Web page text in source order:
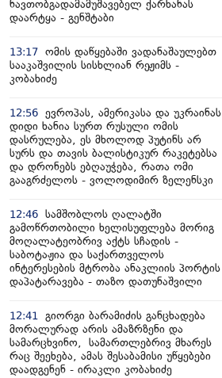
ნავთობგადამამუშავებელ ქარხანას
დაარტყა - გენშტაბი
13:17 ომის დაწყებაში ვადანაშაულებთ
სააკაშვილის სისხლიან რეჟიმს -
კობახიძე
12:56 ევროპას, ამერიკასა და უკრაინას
დიდი ხანია სურთ რუსული ომის
დასრულება, ეს მხოლოდ პუტინს არ
სურს და თავის ბალისტიკურ რაკეტებსა
და დრონებს ებღაუჭება, რათა ომი
გააგრძელოს - ვოლოდიმირ ზელენსკი
12:46 სამშობლოს ღალატში
გამოწრთობილი ხელისუფლება მორიგ
მოღალატეობრივ აქტს სჩადის -
საბოტაჟია და საქართველოს
ინტერესების მტრობა ანაკლიის პორტის
დაპატარავება - თაზო დათუნაშვილი
12:41
გიორგი ბარამიძის განცხადება
მორალურად არის ამაზრზენი და
სამარცხვინო, სამართლებრივ მხარეს
რაც შეეხება, ამას შესაბამისი უწყებები
დაადგენენ - ირაკლი კობახიძე